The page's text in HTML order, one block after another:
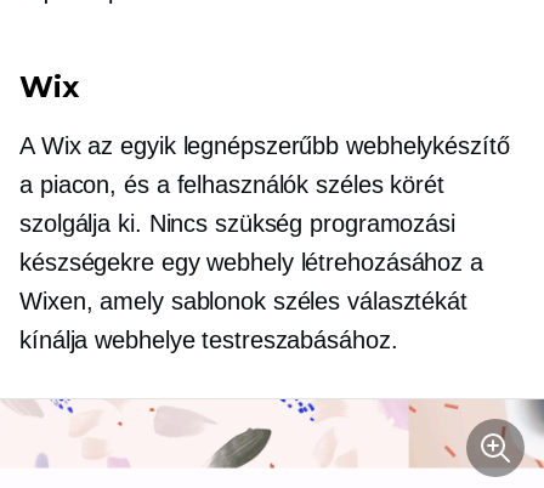
Wix
A Wix az egyik legnépszerűbb webhelykészítő
a piacon, és a felhasználók széles körét
szolgálja ki. Nincs szükség programozási
készségekre egy webhely létrehozásához a
Wixen, amely sablonok széles választékát
kínálja webhelye testreszabásához.